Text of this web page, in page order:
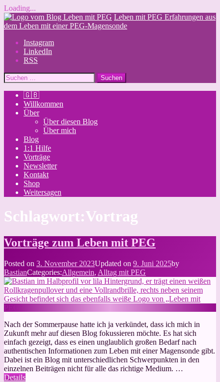
Loading...
Skip
to
Leben mit PEG Erfahrungen aus
dem Leben mit einer PEG-Magensonde
Instagram
LinkedIn
RSS
Suchen
nach:
🇬🇧
Willkommen
Über
Über diesen Blog
Über mich
Blog
1:1 Hilfe
Vorträge
Newsletter
Kontakt
Shop
Weitersagen
Schlagwort:Vortrag
Vorträge zum Leben mit PEG
Posted on 3. November 2023Updated on 9. Juni 2025by
BastianCategories:Allgemein, Alltag mit PEG
Nach der Sommerpause hatte ich ja verkündet, dass ich mich in
Zukunft mehr auf diesen Blog fokussieren möchte. Es hat sich
einfach gezeigt, dass es einen unglaublich großen Bedarf nach
authentischen Informationen zum Leben mit einer Magensonde gibt.
Dabei ist ein Blog mit unterschiedlichen Schwerpunkten in den
einzelnen Beiträgen nicht für alle das richtige Medium. …
Details